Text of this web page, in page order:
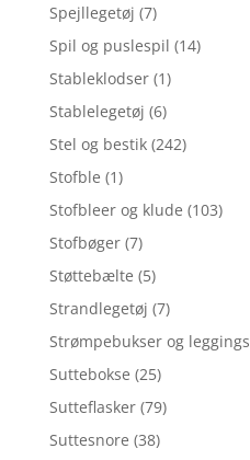
Spejllegetøj (7)
Spil og puslespil (14)
Stableklodser (1)
Stablelegetøj (6)
Stel og bestik (242)
Stofble (1)
Stofbleer og klude (103)
Stofbøger (7)
Støttebælte (5)
Strandlegetøj (7)
Strømpebukser og leggings
Suttebokse (25)
Sutteflasker (79)
Suttesnore (38)